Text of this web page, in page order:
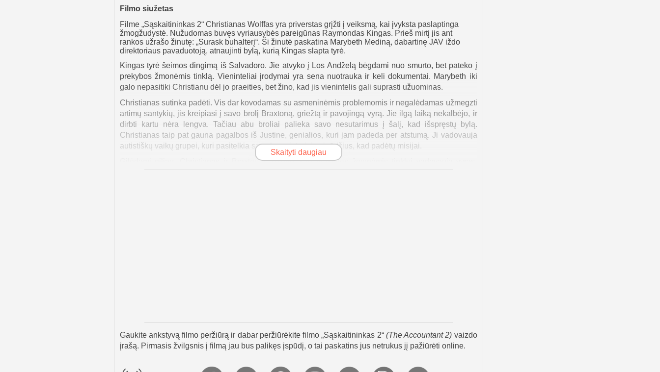
Filmo siužetas
Filme „Sąskaitininkas 2“ Christianas Wolffas yra priverstas grįžti į veiksmą, kai įvyksta paslaptinga
žmogžudystė. Nužudomas buvęs vyriausybės pareigūnas Raymondas Kingas. Prieš mirtį jis ant
rankos užrašo žinutę: „Surask buhalterį“. Ši žinutė paskatina Marybeth Mediną, dabartinę JAV iždo
direktoriaus pavaduotoją, atnaujinti bylą, kurią Kingas slapta tyrė.
Kingas tyrė šeimos dingimą iš Salvadoro. Jie atvyko į Los Andželą bėgdami nuo smurto, bet pateko į
prekybos žmonėmis tinklą. Vieninteliai įrodymai yra sena nuotrauka ir keli dokumentai. Marybeth iki
galo nepasitiki Christianu dėl jo praeities, bet žino, kad jis vienintelis gali suprasti užuominas.
Christianas sutinka padėti. Vis dar kovodamas su asmeninėmis problemomis ir negalėdamas užmegzti
artimų santykių, jis kreipiasi į savo brolį Braxtoną, griežtą ir pavojingą vyrą. Jie ilgą laiką nekalbėjo, ir
dirbti kartu nėra lengva. Tačiau abu broliai palieka savo nesutarimus į šalį, kad išspręstų bylą.
Christianas taip pat gauna pagalbos iš Justine, genialios, kuri jam padeda per atstumą. Ji vadovauja
autistiškų vaikų grupei, kuri pasitelkia savo kompiuterinius įgūdžius, kad padėtų misijai.
Gilėdami giliau, Christianas ir Braxtonas sužino, kad prekybos žmonėmis tinklui vadovauja vyras,
vardu Burke'as. Jie taip pat sužino apie Anaïs, mirtiną moterį su skaudžia praeitimi. Prieš daugelį metų
Skaityti daugiau
Gaukite ankstyvą filmo peržiūrą ir dabar peržiūrėkite filmo „Sąskaitininkas 2“ (The Accountant 2) vaizdo
įrašą. Pirmasis žvilgsnis į filmą jau bus palikęs įspūdį, o tai paskatins jus netrukus jį pažiūrėti online.